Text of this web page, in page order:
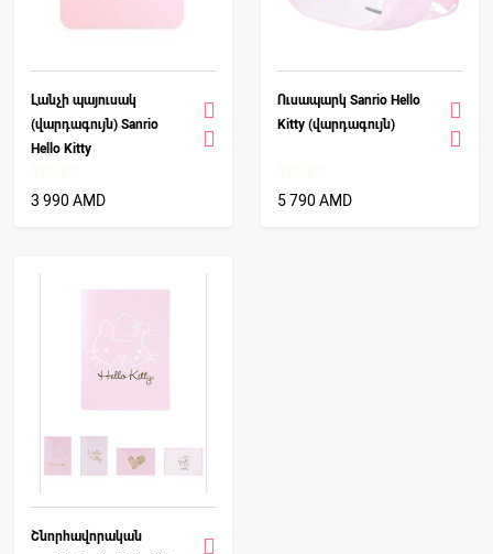
Լանչի պայուսակ
(վարդագույն) Sanrio
Hello Kitty
3 990 AMD
Ուսապարկ Sanrio Hello
Kitty (վարդագույն)
5 790 AMD
Շնորհավորական